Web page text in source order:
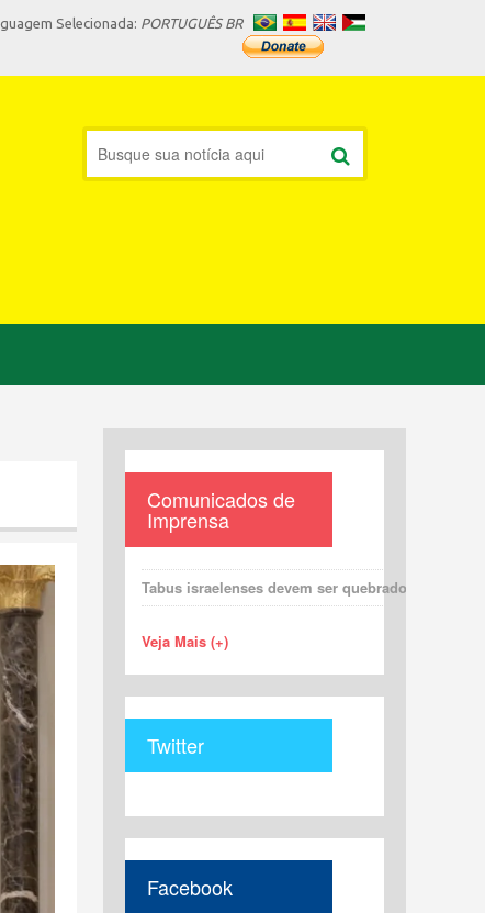
Selecionada: PORTUGUÊS BR
Comunicados de
Imprensa
Tabus israelenses devem ser quebrados para
Veja Mais (+)
Twitter
Facebook